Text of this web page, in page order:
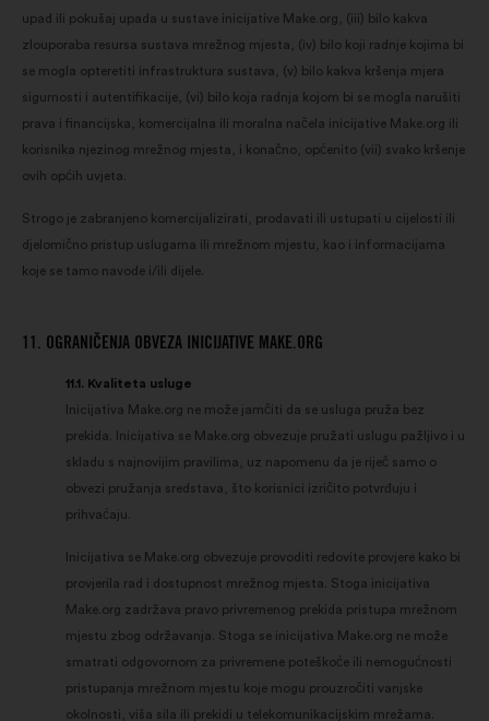
upad ili pokušaj upada u sustave inicijative Make.org, (iii) bilo kakva
zlouporaba resursa sustava mrežnog mjesta, (iv) bilo koji radnje kojima bi
se mogla opteretiti infrastruktura sustava, (v) bilo kakva kršenja mjera
sigurnosti i autentifikacije, (vi) bilo koja radnja kojom bi se mogla narušiti
prava i financijska, komercijalna ili moralna načela inicijative Make.org ili
korisnika njezinog mrežnog mjesta, i konačno, općenito (vii) svako kršenje
ovih općih uvjeta.
Strogo je zabranjeno komercijalizirati, prodavati ili ustupati u cijelosti ili
djelomično pristup uslugama ili mrežnom mjestu, kao i informacijama
koje se tamo navode i/ili dijele.
11. OGRANIČENJA OBVEZA INICIJATIVE MAKE.ORG
11.1. Kvaliteta usluge
Inicijativa Make.org ne može jamčiti da se usluga pruža bez
prekida. Inicijativa se Make.org obvezuje pružati uslugu pažljivo i u
skladu s najnovijim pravilima, uz napomenu da je riječ samo o
obvezi pružanja sredstava, što korisnici izričito potvrđuju i
prihvaćaju.
Inicijativa se Make.org obvezuje provoditi redovite provjere kako bi
provjerila rad i dostupnost mrežnog mjesta. Stoga inicijativa
Make.org zadržava pravo privremenog prekida pristupa mrežnom
mjestu zbog održavanja. Stoga se inicijativa Make.org ne može
smatrati odgovornom za privremene poteškoće ili nemogućnosti
pristupanja mrežnom mjestu koje mogu prouzročiti vanjske
okolnosti, viša sila ili prekidi u telekomunikacijskim mrežama.